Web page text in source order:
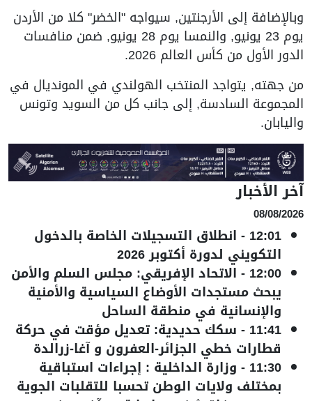
وبالإضافة إلى الأرجنتين, سيواجه "الخضر" كلا من الأردن
يوم 23 يونيو, والنمسا يوم 28 يونيو, ضمن منافسات
الدور الأول من كأس العالم 2026.
من جهته, يتواجد المنتخب الهولندي في المونديال في
المجموعة السادسة, إلى جانب كل من السويد وتونس
واليابان.
آخر الأخبار
08/08/2026
12:01
- انطلاق التسجيلات الخاصة بالدخول
التكويني لدورة أكتوبر 2026
12:00
- الاتحاد الإفريقي: مجلس السلم والأمن
يبحث مستجدات الأوضاع السياسية والأمنية
والإنسانية في منطقة الساحل
11:41
- سكك حديدية: تعديل مؤقت في حركة
قطارات خطي الجزائر-العفرون و آغا-زرالدة
11:30
- وزارة الداخلية : إجراءات استباقية
بمختلف ولايات الوطن تحسبا للتقلبات الجوية